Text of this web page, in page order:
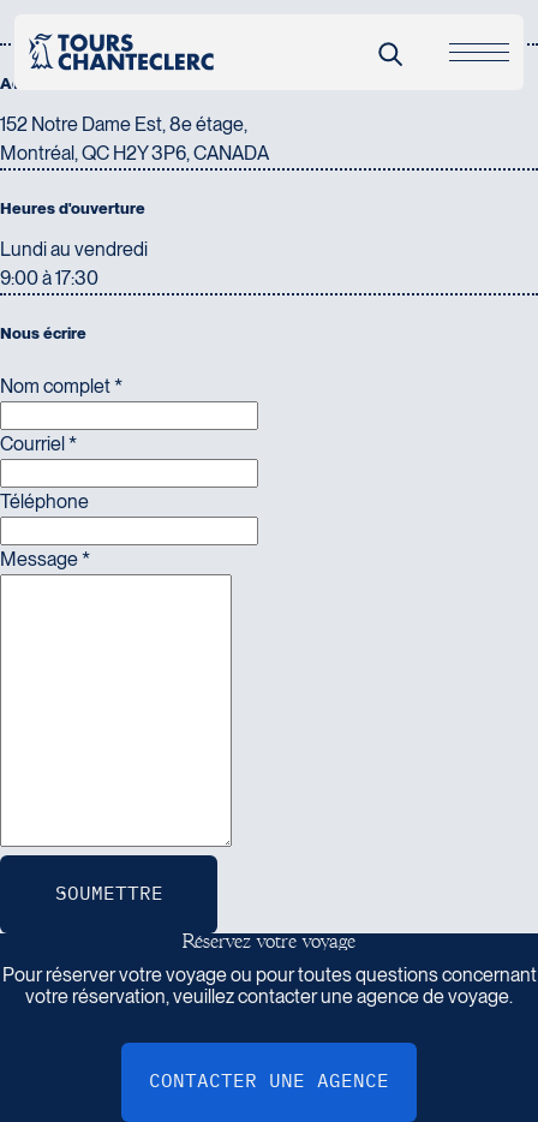
Adresse
152 Notre Dame Est, 8e étage,
Montréal, QC H2Y 3P6, CANADA
Heures d'ouverture
Lundi au vendredi
9:00 à 17:30
Nous écrire
Nom complet*
Courriel*
Téléphone
Message*
SOUMETTRE
Réservez votre voyage
Pour réserver votre voyage ou pour toutes questions concernant
votre réservation, veuillez contacter une agence de voyage.